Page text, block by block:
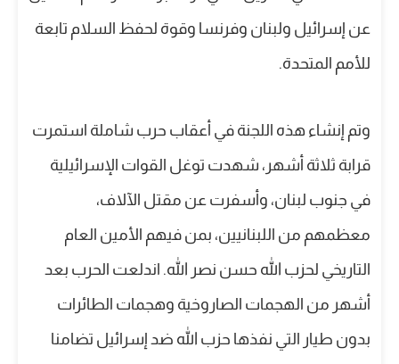
عن إسرائيل ولبنان وفرنسا وقوة لحفظ السلام تابعة
للأمم المتحدة.
وتم إنشاء هذه اللجنة في أعقاب حرب شاملة استمرت
قرابة ثلاثة أشهر، شهدت توغل القوات الإسرائيلية
في جنوب لبنان، وأسفرت عن مقتل الآلاف،
معظمهم من اللبنانيين، بمن فيهم الأمين العام
التاريخي لحزب الله حسن نصر الله. اندلعت الحرب بعد
أشهر من الهجمات الصاروخية وهجمات الطائرات
بدون طيار التي نفذها حزب الله ضد إسرائيل تضامنا